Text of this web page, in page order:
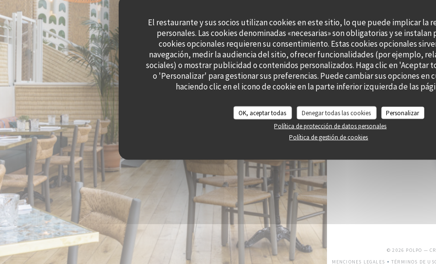
El restaurante y sus socios utilizan cookies en este sitio, lo que puede implicar la
personales. Las cookies denominadas «necesarias» son obligatorias y se
cookies opcionales requieren su consentimiento. Estas cookies opcionales
navegación, medir la audiencia del sitio, ofrecer funcionalidades (por ejemplo,
sociales) o mostrar publicidad o contenidos personalizados. Haga clic en 'Aceptar
o 'Personalizar' para gestionar sus preferencias. Puede cambiar sus opciones en
haciendo clic en el icono de cookie en la parte inferior izquierda de las
OK, aceptar todas Denegar todas las cookies
Personalizar
Política de protección de datos personales
Política de gestión de cookies
47,
Suscríbase a nuestro
© 2026 POLPO —
MENCIONES LEGALES
TÉRMINOS DE